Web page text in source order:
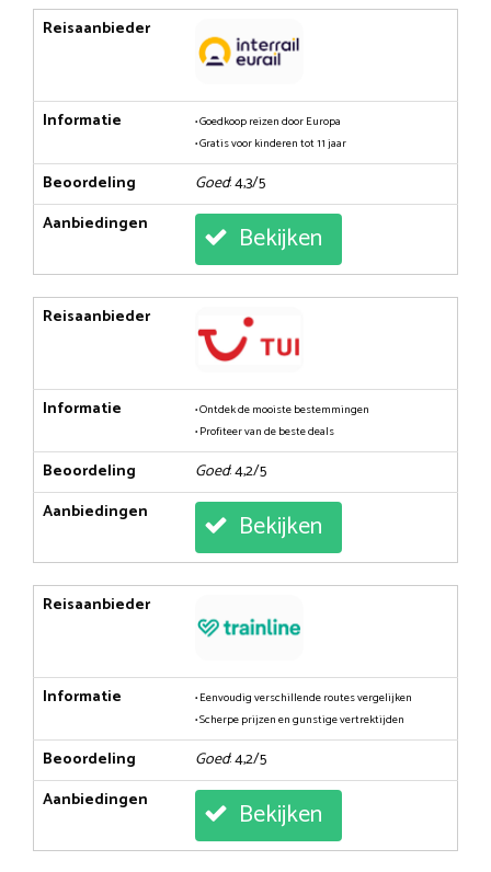
Reisaanbieder
Informatie
• Goedkoop reizen door Europa
• Gratis voor kinderen tot 11 jaar
Beoordeling Goed: 4,3/5
Aanbiedingen
Bekijken
Reisaanbieder
Informatie
• Ontdek de mooiste bestemmingen
• Profiteer van de beste deals
Beoordeling Goed: 4,2/5
Aanbiedingen
Bekijken
Reisaanbieder
Informatie
• Eenvoudig verschillende routes vergelijken
• Scherpe prijzen en gunstige vertrektijden
Beoordeling Goed: 4,2/5
Aanbiedingen
Bekijken